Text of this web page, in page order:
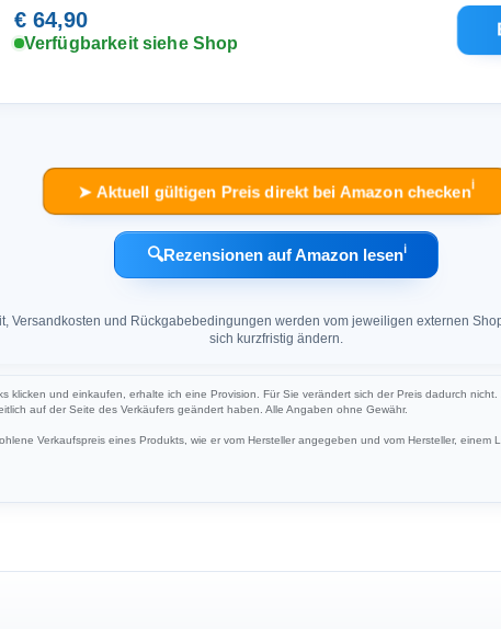
€ 64,90
Verfügbarkeit siehe Shop
➤ Aktuell gültigen Preis direkt bei Amazon checkenℹ︎
🔍Rezensionen auf Amazon lesenℹ︎
Versandkosten und Rückgabebedingungen werden vom jeweiligen externen
sich kurzfristig ändern.
klicken und einkaufen, erhalte ich eine Provision. Für Sie verändert sich der Preis dadurch
auf der Seite des Verkäufers geändert haben. Alle Angaben ohne Gewähr.
Verkaufspreis eines Produkts, wie er vom Hersteller angegeben und vom Hersteller, einem